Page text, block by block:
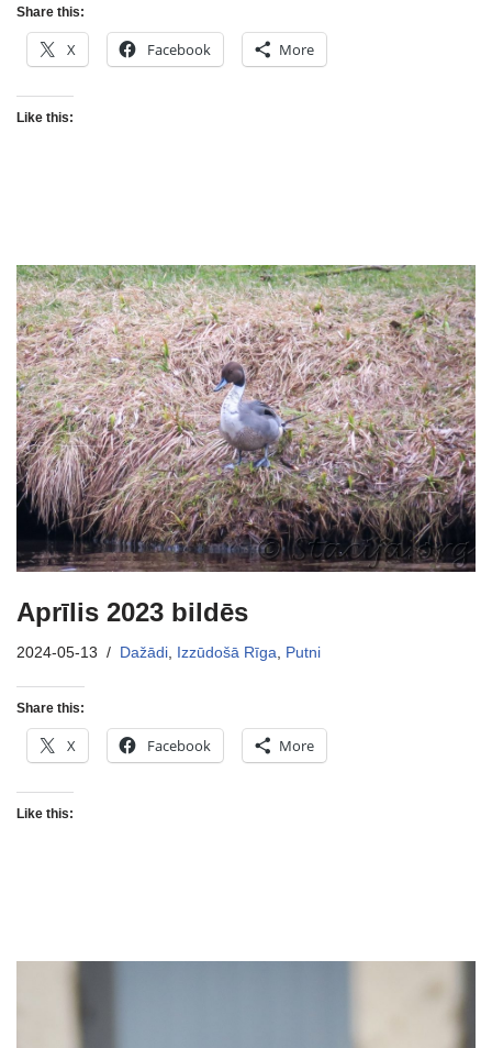
Share this:
X Facebook More
Like this:
Aprīlis 2023 bildēs
2024-05-13 Dažādi Izzūdošā Rīga Putni
Share this:
X Facebook More
Like this: